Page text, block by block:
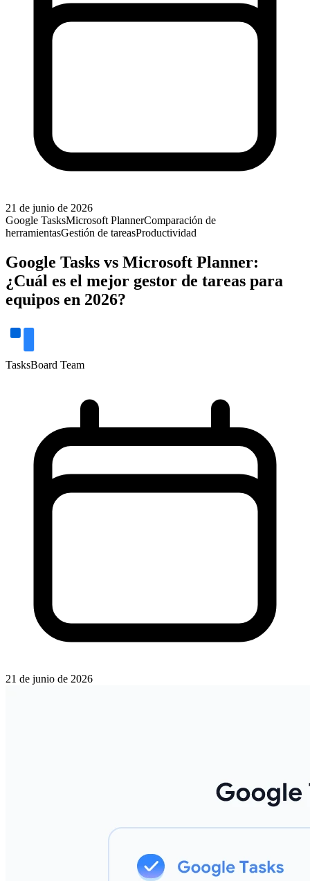
21 de junio de 2026
Google TasksMicrosoft PlannerComparación de
herramientasGestión de tareasProductividad
Google Tasks vs Microsoft Planner:
¿Cuál es el mejor gestor de tareas para
equipos en 2026?
TasksBoard Team
21 de junio de 2026